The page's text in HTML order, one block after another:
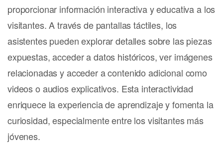
proporcionar información interactiva y educativa a los
visitantes. A través de pantallas táctiles, los
asistentes pueden explorar detalles sobre las piezas
expuestas, acceder a datos históricos, ver imágenes
relacionadas y acceder a contenido adicional como
videos o audios explicativos. Esta interactividad
enriquece la experiencia de aprendizaje y fomenta la
curiosidad, especialmente entre los visitantes más
jóvenes.